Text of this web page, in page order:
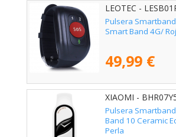
LEOTEC -
Pulsera
Smart Band 4G/
49,99 €
XIAOMI -
Pulsera
Band 10 Ceramic
Perla